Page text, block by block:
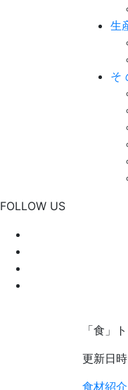
生
そ
FOLLOW US
「食」
更新日時
食材紹介